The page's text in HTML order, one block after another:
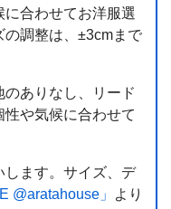
合わせてお洋服選
の調整は、±3cmまで
ありなし、リード
や気候に合わせて
します。サイズ、デ
@aratahouse」
より